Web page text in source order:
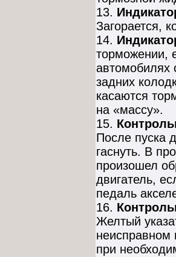
13.
Загорается,
14.
торможении,
автомобилях
задних
касаются
на «массу».
15.
После пуска
гаснуть. В
произошел
двигатель,
педаль
16.
Желтый
неисправном
при